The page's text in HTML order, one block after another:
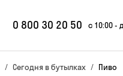
0 800 30 20 50 с 10:00 -
Сегодня в бутылках Пиво